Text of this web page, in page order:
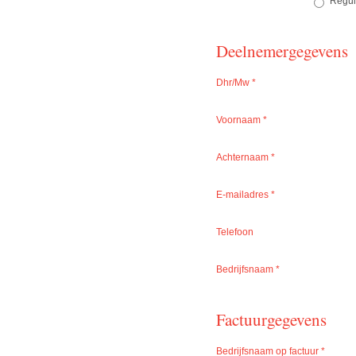
Deelnemergegevens
Dhr/Mw *
Voornaam *
Achternaam *
E-mailadres *
Telefoon
Bedrijfsnaam *
Factuurgegevens
Bedrijfsnaam op factuur *